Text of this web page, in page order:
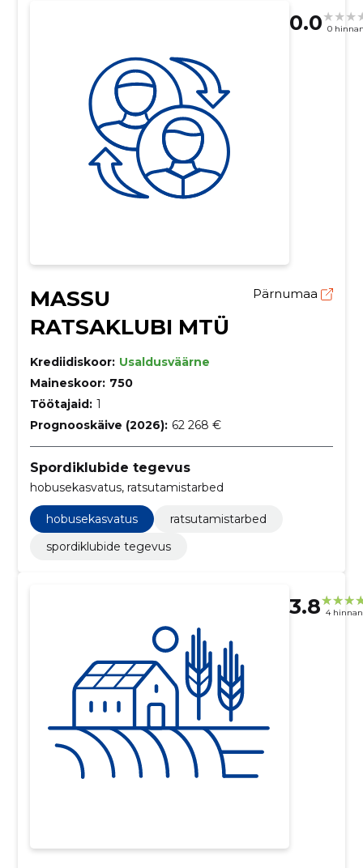
0.0 0
MASSU
RATSAKLUBI MTÜ
Pärnumaa
Krediidiskoor: Usaldusväärne
Maineskoor: 750
Töötajaid: 1
Prognooskäive (2026): 62 268 €
Spordiklubide tegevus
hobusekasvatus, ratsutamistarbed
hobusekasvatus
ratsutamistarbed
spordiklubide tegevus
3.8 4